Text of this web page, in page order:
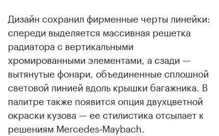
00:00 00:00
Дизайн сохранил фирменные черты линейки:
спереди выделяется массивная решетка
радиатора с вертикальными
хромированными элементами, а сзади —
вытянутые фонари, объединенные сплошной
световой линией вдоль крышки багажника. В
палитре также появится опция двухцветной
окраски кузова — ее стилистика отсылает к
решениям Mercedes‑Maybach.